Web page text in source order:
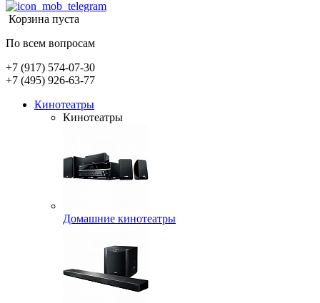
Корзина пуста
По всем вопросам
+7 (917) 574-07-30
+7 (495) 926-63-77
Кинотеатры
Кинотеатры
Домашние кинотеатры